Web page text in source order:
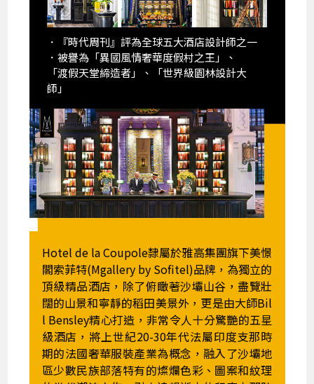
．『時代周刊』評為全球五大酒店設計師之一
．被譽為「異國風情奢華度假村之王」、
「渡假天堂締造者」、「世界級園林設計大
師」
Hotel de la Coupole隸屬於雅高集團旗下美憬
閣索菲特(Mgallery by Sofitel)品牌，為獨立的
頂級精品酒店，除了俯瞰著沙壩山谷，盡覽壯
闊的山景和寧靜的稻田美景外，更是由大師Bil
l Bensley精心打造，非常令人十分驚艷的五星
級酒店，將上世紀20-30年代法屬印度支那時
期的法國奢華服裝產業為概念，融入了沙壩地
區少數民族部落特有的燦爛色彩、圖案和紋理